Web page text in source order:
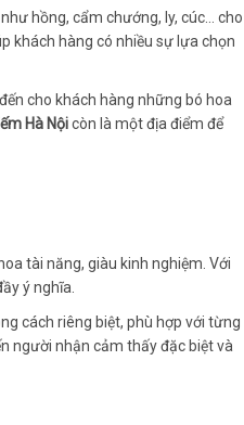
hồng, cẩm chướng, ly, cúc… cho
khách hàng có nhiều sự lựa chọn
cho khách hàng những bó hoa
Hà Nộicòn là một địa điểm để
tài năng, giàu kinh nghiệm. Với
ý nghĩa.
cách riêng biệt, phù hợp với từng
người nhận cảm thấy đặc biệt và